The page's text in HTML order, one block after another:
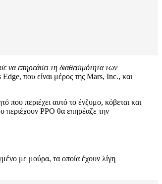
επηρεάσει τη διαθεσιμότητα των
που είναι μέρος της Mars, Inc., και
που περιέχει αυτό το ένζυμο, κόβεται και
περιέχουν PPO θα επηρέαζε την
με μούρα, τα οποία έχουν λίγη